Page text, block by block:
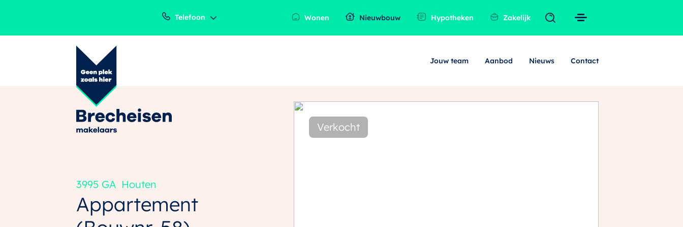
Telefoon Wonen Nieuwbouw Hypotheken Zakelijk
Jouw team Aanbod Nieuws Contact
Verkocht
Appartement
3995 GA Houten